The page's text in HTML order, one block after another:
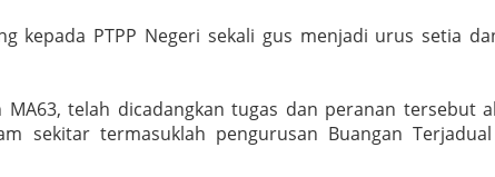
kepada PTPP Negeri sekali gus menjadi urus setia
telah dicadangkan tugas dan peranan tersebut
sekitar termasuklah pengurusan Buangan